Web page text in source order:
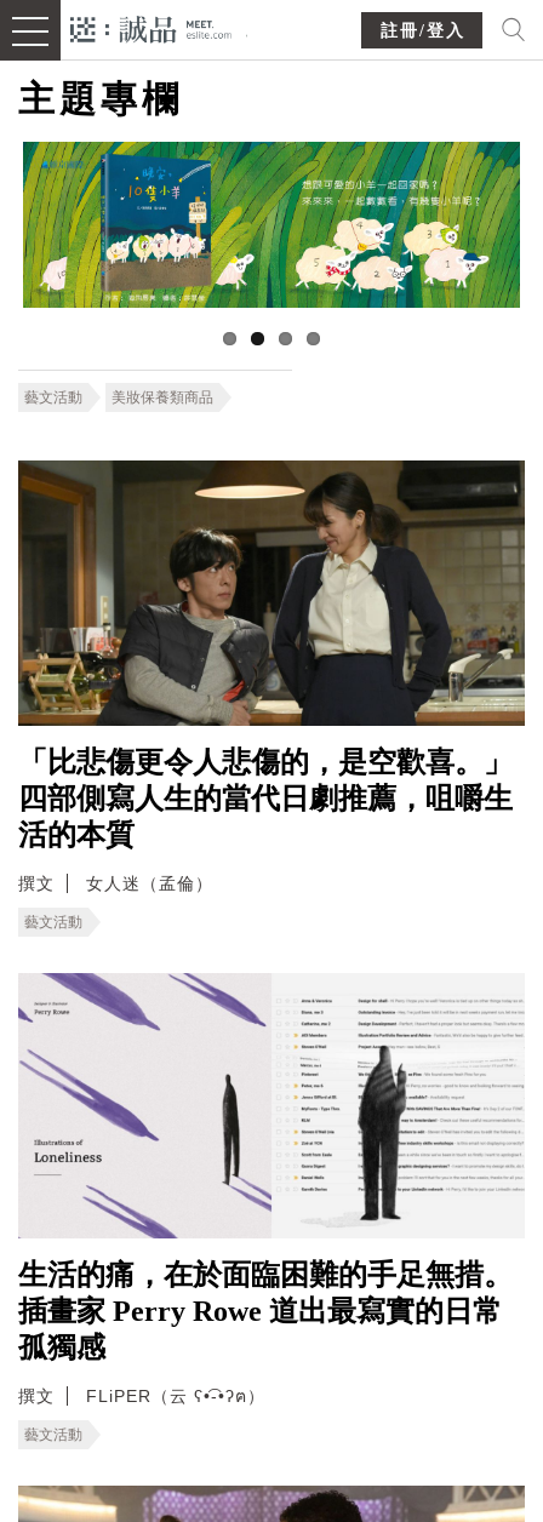
註冊/登入
主題專欄
藝文活動 美妝保養類商品
「比悲傷更令人悲傷的，是空歡喜。」
四部側寫人生的當代日劇推薦，咀嚼生
活的本質
撰文 女人迷（孟倫）
藝文活動
生活的痛，在於面臨困難的手足無措。
插畫家 Perry Rowe 道出最寫實的日常
孤獨感
撰文 FLiPER（云 ʕ•͡-•ʔฅ）
藝文活動